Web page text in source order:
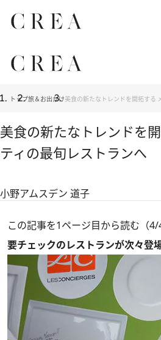
トップ旅＆お出かけ美食の新たなトレンドを開拓する
美食の新たなトレンドを
ティの最旬レストランへ
小野アムスデン 道子
この記事を1ページ目から読む（4/
要チェックのレストランが次々登